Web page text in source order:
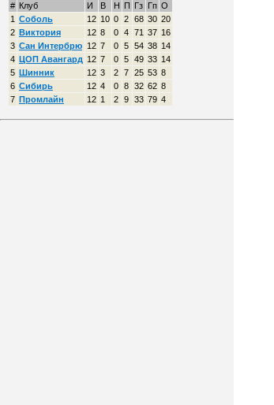
# Клуб И В Н П Гз Гп О
1 Соболь 12 10 0 2 68 30 20
2 Виктория 12 8 0 4 71 37 16
3 Сан Интербрю 12 7 0 5 54 38 14
4 ЦОП Авангард 12 7 0 5 49 33 14
5 Шинник 12 3 2 7 25 53 8
6 Сибирь 12 4 0 8 32 62 8
7 Промлайн 12 1 2 9 33 79 4